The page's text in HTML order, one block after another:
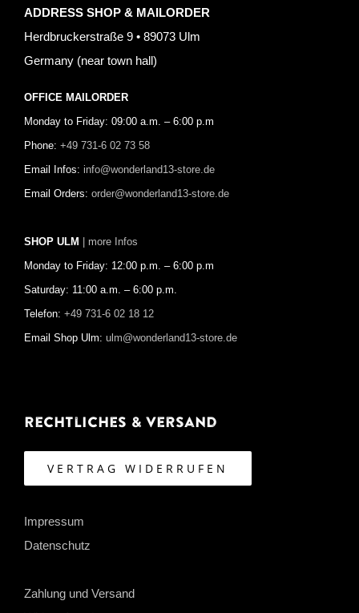
ADDRESS SHOP & MAILORDER
Herdbruckerstraße 9 • 89073 Ulm
Germany (near town hall)
OFFICE MAILORDER
Monday to Friday: 09:00 a.m. – 6:00 p.m
Phone: +49 731-6 02 73 58
Email Infos: info@wonderland13-store.de
Email Orders: order@wonderland13-store.de
SHOP ULM | more Infos
Monday to Friday: 12:00 p.m. – 6:00 p.m
Saturday: 11:00 a.m. – 6:00 p.m.
Telefon: +49 731-6 02 18 12
Email Shop Ulm: ulm@wonderland13-store.de
Rechtliches & Versand
VERTRAG WIDERRUFEN
Impressum
Datenschutz
Zahlung und Versand